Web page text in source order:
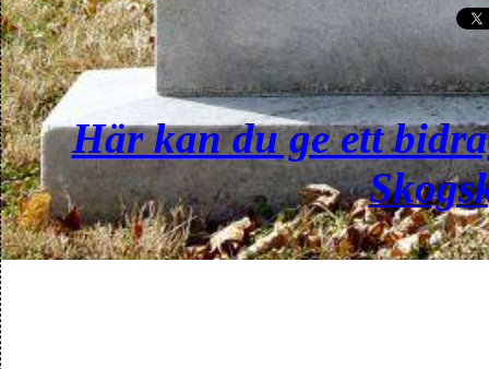
Här kan du ge ett